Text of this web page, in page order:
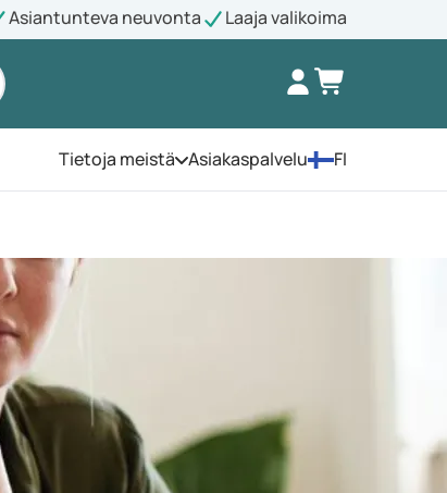
Asiantunteva neuvonta Laaja valikoima
Tietoja meistä Avaa valikko
Asiakaspalvelu FI